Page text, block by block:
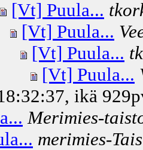
[Vt] Puula...
[Vt] Puula...
[Vt] Puula...
[Vt] Puula...
ikä
Merimies-
merimies-